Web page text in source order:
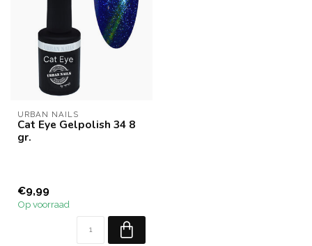
URBAN NAILS
Cat Eye Gelpolish 34 8
gr.
€9,99
Op voorraad